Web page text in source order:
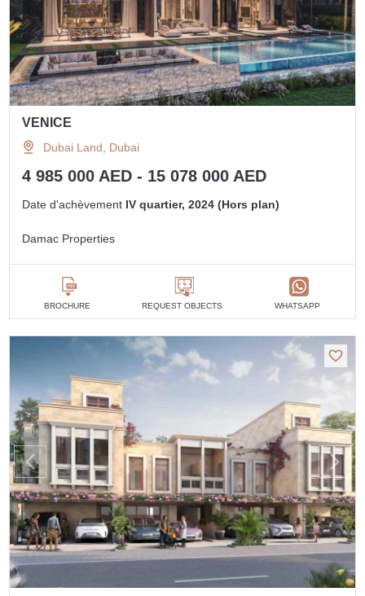
VENICE
Dubai Land, Dubai
4 985 000 AED - 15 078 000 AED
Date d'achèvement IV quartier, 2024 (Hors plan)
Damac Properties
BROCHURE REQUEST OBJECTS WHATSAPP